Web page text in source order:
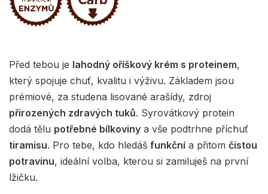
Před tebou je lahodný oříškový krém s proteinem,
který spojuje chuť, kvalitu i výživu. Základem jsou
prémiové, za studena lisované arašídy, zdroj
přirozených zdravých tuků. Syrovátkový protein
dodá tělu potřebné bílkoviny a vše podtrhne příchuť
tiramisu. Pro tebe, kdo hledáš funkční a přitom čistou
potravinu, ideální volba, kterou si zamiluješ na první
lžičku.